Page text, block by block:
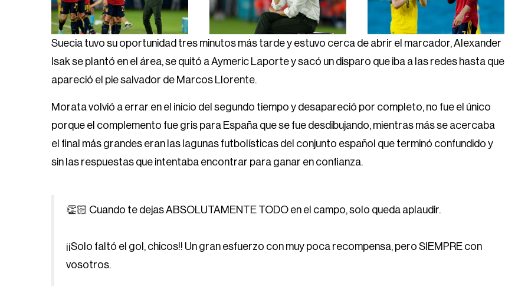
Suecia tuvo su oportunidad tres minutos más tarde y estuvo cerca de abrir el marcador, Alexander
Isak se plantó en el área, se quitó a Aymeric Laporte y sacó un disparo que iba a las redes hasta que
apareció el pie salvador de Marcos Llorente.
Morata volvió a errar en el inicio del segundo tiempo y desapareció por completo, no fue el único
porque el complemento fue gris para España que se fue desdibujando, mientras más se acercaba
el final más grandes eran las lagunas futbolísticas del conjunto español que terminó confundido y
sin las respuestas que intentaba encontrar para ganar en confianza.
👏🏻 Cuando te dejas ABSOLUTAMENTE TODO en el campo, solo queda aplaudir.
¡¡Solo faltó el gol, chicos!! Un gran esfuerzo con muy poca recompensa, pero SIEMPRE con
vosotros.